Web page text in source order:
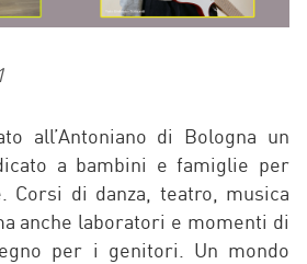
all’Antoniano di Bologna un
a bambini e famiglie per
Corsi di danza, teatro, musica
anche laboratori e momenti di
per i genitori. Un mondo